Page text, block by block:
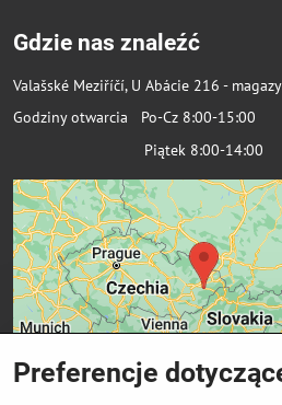
Gdzie nas znaleźć
Valašské Meziříčí, U Abácie 216 -
Godziny otwarcia Po-Cz 8:00-15:00
Piątek 8:00-14:00
Preferencje